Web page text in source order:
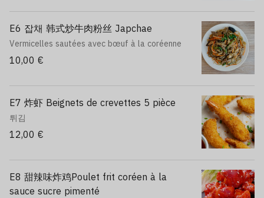
E6 잡채 韩式炒牛肉粉丝 Japchae
Vermicelles sautées avec bœuf à la coréenne
10,00 €
E7 炸虾 Beignets de crevettes 5 pièce
튀김
12,00 €
E8 甜辣味炸鸡Poulet frit coréen à la
sauce sucre pimenté